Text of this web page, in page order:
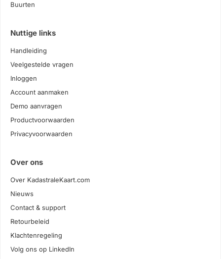
Buurten
Nuttige links
Handleiding
Veelgestelde vragen
Inloggen
Account aanmaken
Demo aanvragen
Productvoorwaarden
Privacyvoorwaarden
Over ons
Over KadastraleKaart.com
Nieuws
Contact & support
Retourbeleid
Klachtenregeling
Volg ons op LinkedIn